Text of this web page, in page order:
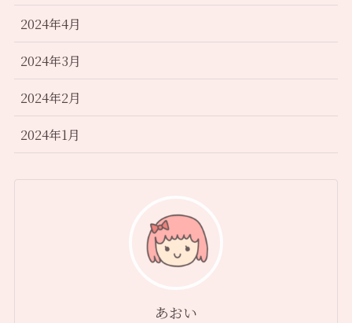
2024年4月
2024年3月
2024年2月
2024年1月
あおい